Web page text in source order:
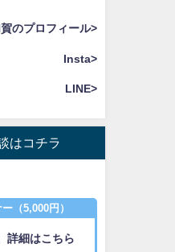
のプロフィール>
Insta>
LINE>
はコチラ
（5,000円）
詳細はこちら